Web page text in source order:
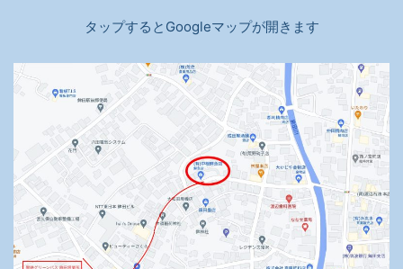
タップするとGoogleマップが開きます